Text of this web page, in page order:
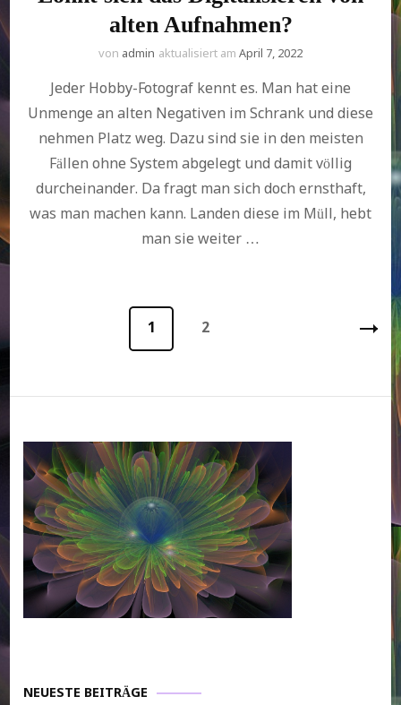
alten Aufnahmen?
von admin aktualisiert am April 7, 2022
Jeder Hobby-Fotograf kennt es. Man hat eine
Unmenge an alten Negativen im Schrank und diese
nehmen Platz weg. Dazu sind sie in den meisten
Fällen ohne System abgelegt und damit völlig
durcheinander. Da fragt man sich doch ernsthaft,
was man machen kann. Landen diese im Müll, hebt
man sie weiter …
Seite
1 Seite
2
NEUESTE BEITRÄGE